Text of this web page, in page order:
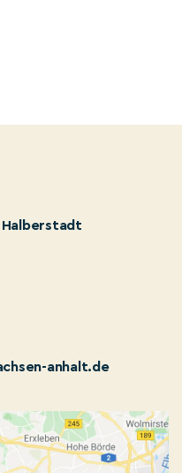
Halberstadt
anhalt.de